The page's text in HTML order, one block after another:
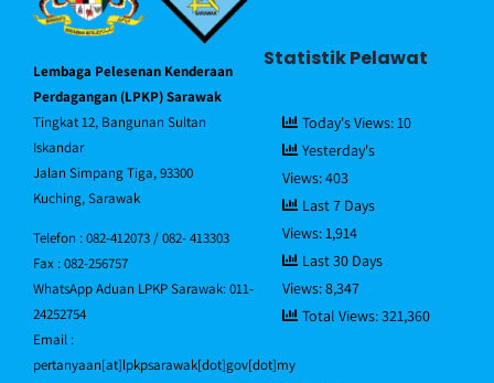
Lembaga Pelesenan Kenderaan
Perdagangan (LPKP) Sarawak
Tingkat 12, Bangunan Sultan
Iskandar
Jalan Simpang Tiga, 93300
Kuching, Sarawak
Telefon : 082-412073 / 082- 413303
Fax : 082-256757
WhatsApp Aduan LPKP Sarawak: 011-
24252754
Email :
pertanyaan[at]lpkpsarawak[dot]gov[dot]my
Portal MyGov
Piagam Pelanggan
Soalan Lazim/FAQ
Direktori Pegawai
Hubungi Kami
Statistik Pelawat
Today's Views:10
Yesterday's
Views:403
Last 7 Days
Views:1,914
Last 30 Days
Views:8,347
Total Views:321,360